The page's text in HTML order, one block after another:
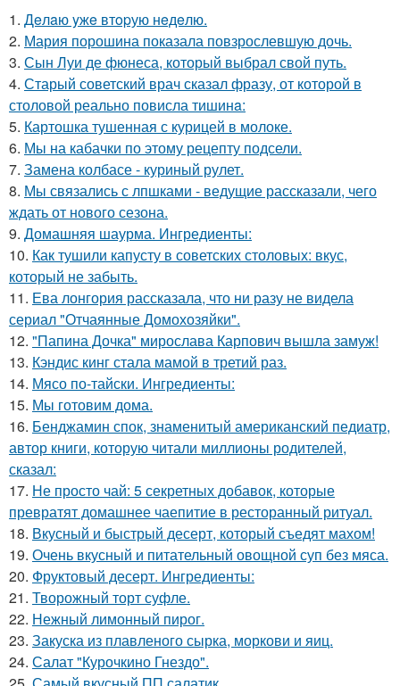
1. Дeлaю yжe втopую нeдeлю.
2. Мария порошина показала повзрослевшую дочь.
3. Сын Луи де фюнеса, который выбрал свой путь.
4. Старый советский врач сказал фразу, от которой в
столовой реально повисла тишинa:
5. Картошка тушенная с курицей в молоке.
6. Мы на кабачки по этому рецепту подсели.
7. Замена колбасе - куриный рулет.
8. Мы связались с лпшками - ведущие рассказали, чего
ждать от нового сезона.
9. Домашняя шаурма. Ингредиенты:
10. Как тушили капусту в советских столовых: вкус,
который не забыть.
11. Ева лонгория рассказала, что ни разу не видела
сериал "Отчаянные Домохозяйки".
12. "Папина Дочка" мирослава Карпович вышла замуж!
13. Кэндис кинг стала мамой в третий раз.
14. Мясо по-тайски. Ингредиенты:
15. Мы готовим дома.
16. Бенджамин спок, знаменитый американский педиатр,
автор книги, которую читали миллионы родителей,
сказал:
17. Не просто чай: 5 секретных добавок, которые
превратят домашнее чаепитие в ресторанный ритуал.
18. Вкусный и быстрый десерт, который съедят махом!
19. Очень вкусный и питательный овощной суп без мяса.
20. Фруктовый десерт. Ингредиенты:
21. Творожный торт суфле.
22. Нежный лимонный пирог.
23. Закуска из плавленого сырка, моркови и яиц.
24. Салат "Курочкино Гнездо".